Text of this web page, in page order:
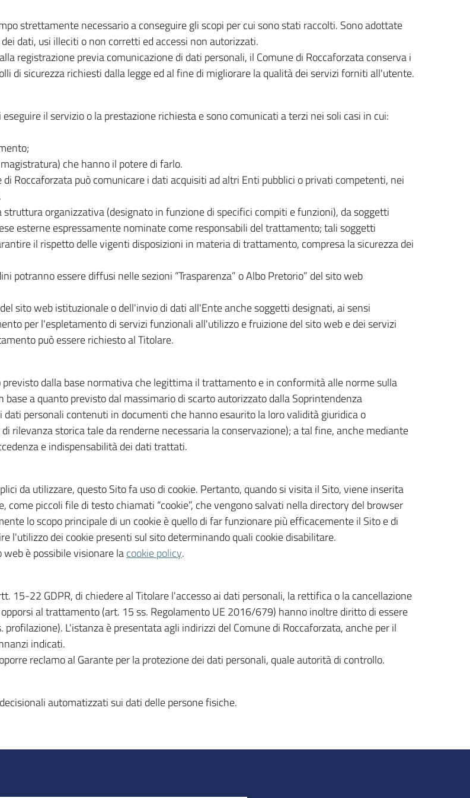
strettamente necessario a conseguire gli scopi per cui sono stati raccolti. Sono adottate
dati, usi illeciti o non corretti ed accessi non autorizzati.
registrazione previa comunicazione di dati personali, il Comune di Roccaforzata conserva i
di sicurezza richiesti dalla legge ed al fine di migliorare la qualità dei servizi forniti all'utente.
il servizio o la prestazione richiesta e sono comunicati a terzi nei soli casi in cui:
che hanno il potere di farlo.
Roccaforzata può comunicare i dati acquisiti ad altri Enti pubblici o privati competenti, nei
organizzativa (designato in funzione di specifici compiti e funzioni), da soggetti
esterne espressamente nominate come responsabili del trattamento; tali soggetti
il rispetto delle vigenti disposizioni in materia di trattamento, compresa la sicurezza dei
potranno essere diffusi nelle sezioni “Trasparenza” o Albo Pretorio” del sito web
sito web istituzionale o dell'invio di dati all'Ente anche soggetti designati, ai sensi
per l'espletamento di servizi funzionali all'utilizzo e fruizione del sito web e dei servizi
può essere richiesto al Titolare.
dalla base normativa che legittima il trattamento e in conformità alle norme sulla
a quanto previsto dal massimario di scarto autorizzato dalla Soprintendenza
personali contenuti in documenti che hanno esaurito la loro validità giuridica o
rilevanza storica tale da renderne necessaria la conservazione); a tal fine, anche mediante
e indispensabilità dei dati trattati.
da utilizzare, questo Sito fa uso di cookie. Pertanto, quando si visita il Sito, viene inserita
piccoli file di testo chiamati “cookie”, che vengono salvati nella directory del browser
lo scopo principale di un cookie è quello di far funzionare più efficacemente il Sito e di
dei cookie presenti sul sito determinando quali cookie disabilitare.
è possibile visionare lacookie policy.
15-22 GDPR, di chiedere al Titolare l'accesso ai dati personali, la rettifica o la cancellazione
al trattamento (art. 15 ss. Regolamento UE 2016/679) hanno inoltre diritto di essere
L'istanza è presentata agli indirizzi del Comune di Roccaforzata, anche per il
indicati.
reclamo al Garante per la protezione dei dati personali, quale autorità di controllo.
automatizzati sui dati delle persone fisiche.